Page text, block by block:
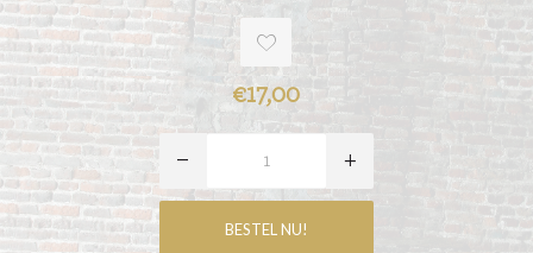
€17,00